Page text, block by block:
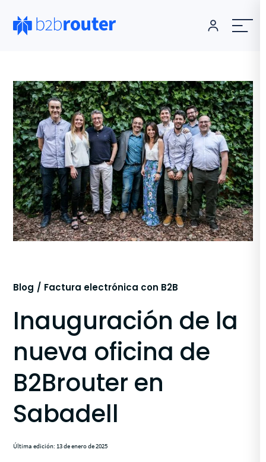
Blog Factura electrónica con B2B
Inauguración de la
nueva oficina de
B2Brouter en
Sabadell
Última edición: 13 de enero de 2025